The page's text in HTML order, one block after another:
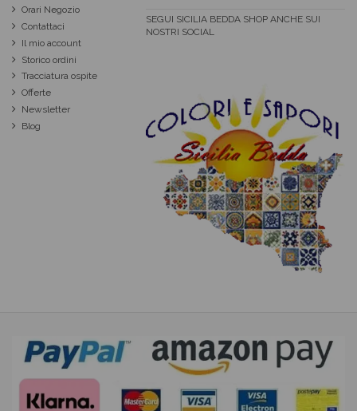
Orari Negozio
Contattaci
Il mio account
Storico ordini
Tracciatura ospite
Offerte
Newsletter
Blog
SEGUI SICILIA BEDDA SHOP ANCHE SUI
NOSTRI SOCIAL